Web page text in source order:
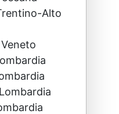
Alto
Veneto
Lombardia